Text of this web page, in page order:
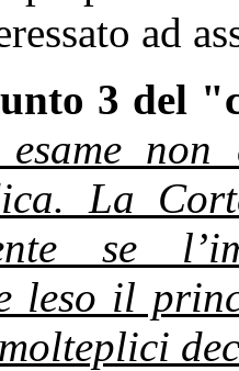
ad
3 del
La
se
leso il